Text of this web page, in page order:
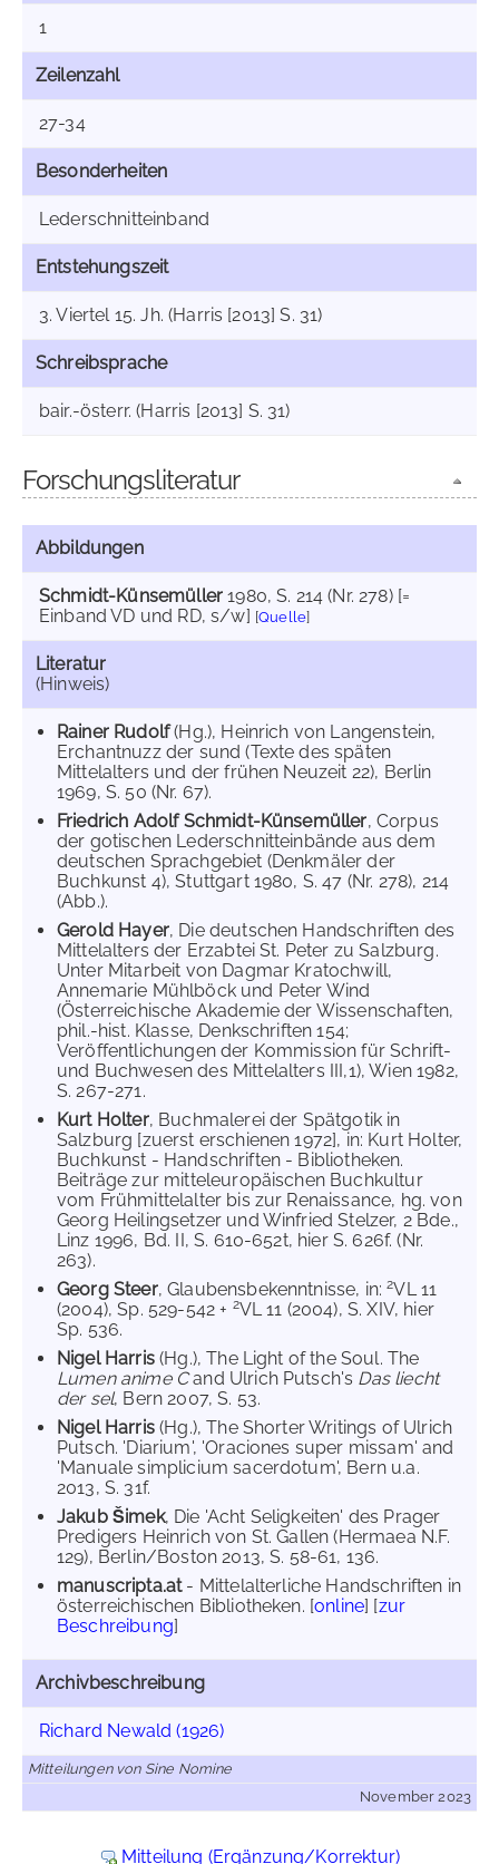
1
Zeilenzahl
27-34
Besonderheiten
Lederschnitteinband
Entstehungszeit
3. Viertel 15. Jh. (Harris [2013] S. 31)
Schreibsprache
bair.-österr. (Harris [2013] S. 31)
Forschungsliteratur
Abbildungen
Schmidt-Künsemüller 1980, S. 214 (Nr. 278) [=
Einband VD und RD, s/w] [Quelle]
Literatur
(Hinweis)
Rainer Rudolf(Hg.), Heinrich von Langenstein,
Erchantnuzz der sund (Texte des späten
Mittelalters und der frühen Neuzeit 22), Berlin
1969, S. 50 (Nr. 67).
Friedrich Adolf Schmidt-Künsemüller, Corpus
der gotischen Lederschnitteinbände aus dem
deutschen Sprachgebiet (Denkmäler der
Buchkunst 4), Stuttgart 1980, S. 47 (Nr. 278), 214
(Abb.).
Gerold Hayer, Die deutschen Handschriften des
Mittelalters der Erzabtei St. Peter zu Salzburg.
Unter Mitarbeit von Dagmar Kratochwill,
Annemarie Mühlböck und Peter Wind
(Österreichische Akademie der Wissenschaften,
phil.-hist. Klasse, Denkschriften 154;
Veröffentlichungen der Kommission für Schrift-
und Buchwesen des Mittelalters III,1), Wien 1982,
S. 267-271.
Kurt Holter, Buchmalerei der Spätgotik in
Salzburg [zuerst erschienen 1972], in: Kurt Holter,
Buchkunst - Handschriften - Bibliotheken.
Beiträge zur mitteleuropäischen Buchkultur
vom Frühmittel­alter bis zur Renaissance, hg. von
Georg Heilingsetzer und Winfried Stelzer, 2 Bde.,
Linz 1996, Bd. II, S. 610-652t, hier S. 626f. (Nr.
263).
Georg Steer, Glaubensbekenntnisse, in:2VL 11
(2004), Sp. 529-542 + 2VL 11 (2004), S. XIV, hier
Sp. 536.
Nigel Harris(Hg.), The Light of the Soul. The
Lumen anime Cand Ulrich Putsch's Das liecht
der sel, Bern 2007, S. 53.
Nigel Harris(Hg.), The Shorter Writings of Ulrich
Putsch. 'Diarium', 'Oraciones super missam' and
'Manuale simplicium sacerdotum', Bern u.a.
2013, S. 31f.
Jakub Šimek, Die 'Acht Seligkeiten' des Prager
Predigers Heinrich von St. Gallen (Hermaea N.F.
129), Berlin/Boston 2013, S. 58-61, 136.
manuscripta.at- Mittelalterliche Handschriften in
österreichischen Bibliotheken. [online] [zur
Beschreibung]
Archivbeschreibung
Richard Newald (1926)
Mitteilungen von Sine Nomine
November 2023
Mitteilung (Ergänzung/Korrektur)